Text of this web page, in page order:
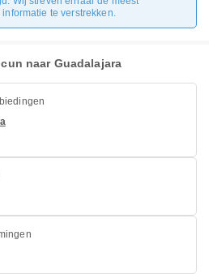
te verstrekken.
naar Guadalajara